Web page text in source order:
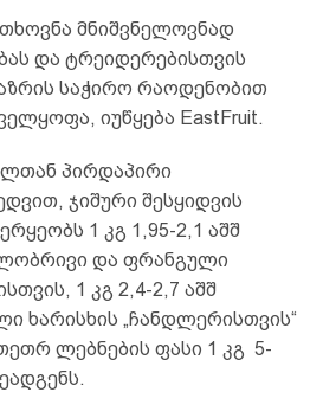
მნიშვნელოვნად
და ტრეიდერებისთვის
საჭირო რაოდენობით
იუწყება EastFruit.
პირდაპირი
ჯიშური შესყიდვის
1 კგ 1,95-2,1 აშშ
და ფრანგული
1 კგ 2,4-2,7 აშშ
ხარისხის „ჩანდლერისთვის“
ლებნების ფასი 1 კგ 5-